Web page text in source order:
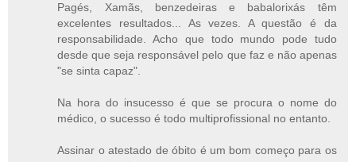
Pagés, Xamãs, benzedeiras e babalorixás têm
excelentes resultados... As vezes. A questão é da
responsabilidade. Acho que todo mundo pode tudo
desde que seja responsável pelo que faz e não apenas
"se sinta capaz".
Na hora do insucesso é que se procura o nome do
médico, o sucesso é todo multiprofissional no entanto.
Assinar o atestado de óbito é um bom começo para os